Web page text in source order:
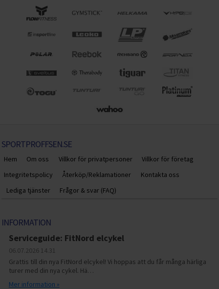
SPORTPROFFSEN.SE
Hem Om oss Villkor för privatpersoner
Villkor för företag
Integritetspolicy
Återköp/Reklamationer
Kontakta oss
Lediga tjänster
Frågor & svar (FAQ)
INFORMATION
Serviceguide: FitNord elcykel
06.07.2026 14.31
Grattis till din nya FitNord elcykel! Vi hoppas att du får många härliga
turer med din nya cykel. Hä…
Mer information »